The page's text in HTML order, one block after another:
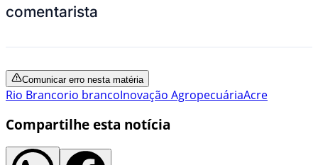
comentarista
Comunicar erro nesta matéria
Rio Brancorio brancoInovação AgropecuáriaAcre
Compartilhe esta notícia